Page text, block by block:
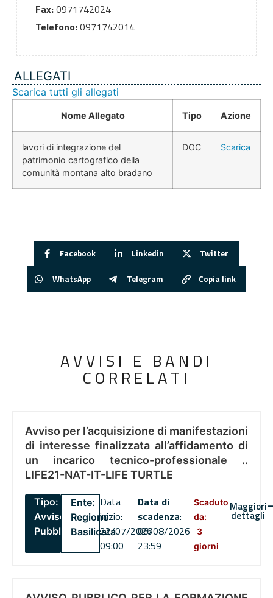
Fax:0971742024
Telefono:0971742014
ALLEGATI
Scarica tutti gli allegati
Nome Allegato Tipo Azione
lavori di integrazione del
patrimonio cartografico della
comunità montana alto bradano
DOC Scarica
Facebook Linkedin Twitter
WhatsApp Telegram Copia link
AVVISI E BANDI
CORRELATI
Avviso per l’acquisizione di manifestazioni
di interesse finalizzata all’affidamento di
un incarico tecnico-professionale ..
LIFE21-NAT-IT-LIFE TURTLE
Tipo:
Avviso
Pubblico
Ente:
Regione
Basilicata
Data
inizio:
22/07/2026
09:00
Data di
scadenza:
06/08/2026
23:59
Scaduto
da:
3
giorni
Maggiori
dettagli